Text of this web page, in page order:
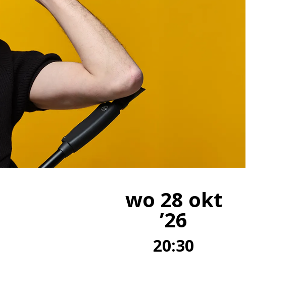
wo 28 okt
’26
20:30